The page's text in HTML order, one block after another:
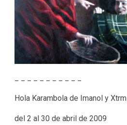
Hola Karambola de Imanol y Xtrm
del 2 al 30 de abril de 2009